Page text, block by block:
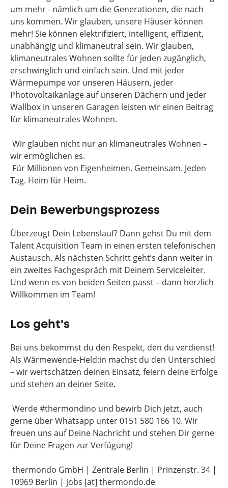
um mehr - nämlich um die Generationen, die nach
uns kommen. Wir glauben, unsere Häuser können
mehr! Sie können elektrifiziert, intelligent, effizient,
unabhängig und klimaneutral sein. Wir glauben,
klimaneutrales Wohnen sollte für jeden zugänglich,
erschwinglich und einfach sein. Und mit jeder
Wärmepumpe vor unseren Häusern, jeder
Photovoltaikanlage auf unseren Dächern und jeder
Wallbox in unseren Garagen leisten wir einen Beitrag
für klimaneutrales Wohnen.
Wir glauben nicht nur an klimaneutrales Wohnen –
wir ermöglichen es.
Für Millionen von Eigenheimen. Gemeinsam. Jeden
Tag. Heim für Heim.
Dein Bewerbungsprozess
Überzeugt Dein Lebenslauf? Dann gehst Du mit dem
Talent Acquisition Team in einen ersten telefonischen
Austausch. Als nächsten Schritt geht’s dann weiter in
ein zweites Fachgespräch mit Deinem Serviceleiter.
Und wenn es von beiden Seiten passt – dann herzlich
Willkommen im Team!
Los geht's
Bei uns bekommst du den Respekt, den du verdienst!
Als Wärmewende-Held:in machst du den Unterschied
– wir wertschätzen deinen Einsatz, feiern deine Erfolge
und stehen an deiner Seite.
Werde #thermondino und bewirb Dich jetzt, auch
gerne über Whatsapp unter 0151 580 166 10. Wir
freuen uns auf Deine Nachricht und stehen Dir gerne
für Deine Fragen zur Verfügung!
thermondo GmbH | Zentrale Berlin | Prinzenstr. 34 |
10969 Berlin | jobs [at] thermondo.de